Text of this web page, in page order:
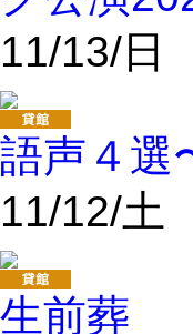
11/13/日
語声４選
11/12/土
生前葬